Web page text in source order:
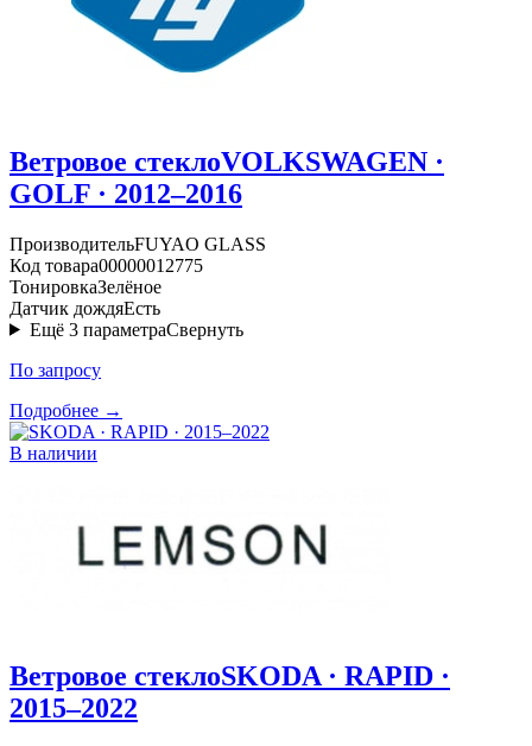
Ветровое стеклоVOLKSWAGEN ·
GOLF · 2012–2016
ПроизводительFUYAO GLASS
Код товара00000012775
ТонировкаЗелёное
Датчик дождяЕсть
Ещё 3 параметраСвернуть
По запросу
Подробнее →
В наличии
Ветровое стеклоSKODA · RAPID ·
2015–2022